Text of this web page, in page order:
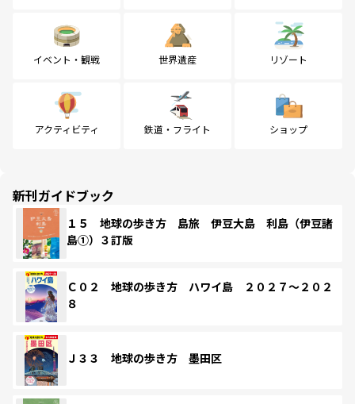
イベント・観戦 世界遺産 リゾート
アクティビティ 鉄道・フライト ショップ
新刊ガイドブック
１５ 地球の歩き方 島旅 伊豆大島 利島（伊豆諸
島①）３訂版
Ｃ０２ 地球の歩き方 ハワイ島 ２０２７～２０２
８
Ｊ３３ 地球の歩き方 墨田区